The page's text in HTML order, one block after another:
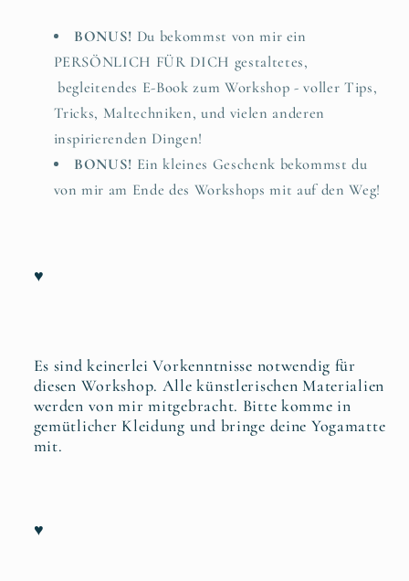
BONUS! Du bekommst von mir ein
PERSÖNLICH FÜR DICH gestaltetes,
begleitendes E-Book zum Workshop - voller Tips,
Tricks, Maltechniken, und vielen anderen
inspirierenden Dingen!
BONUS! Ein kleines Geschenk bekommst du
von mir am Ende des Workshops mit auf den Weg!
♥
Es sind keinerlei Vorkenntnisse notwendig für
diesen Workshop. Alle künstlerischen Materialien
werden von mir mitgebracht. Bitte komme in
gemütlicher Kleidung und bringe deine Yogamatte
mit.
♥